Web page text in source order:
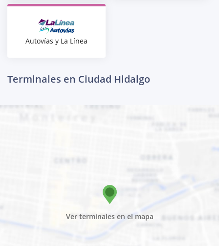
Autovías y La Línea
Terminales en Ciudad Hidalgo
Ver terminales en el mapa